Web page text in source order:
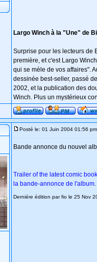
Largo Winch à la "Une" de
Surprise pour les lecteurs de
première, et c'est Largo
qui se mèle de vos affaires".
dessinée best-seller, passé
2002, et la publication des
Winch. Plus un mystérieux
Posté le: 01 Juin 2004 01:56 pm
Bande annonce du nouvel
Trailer of the latest comic
la bande-annonce de l'album.
Derniére édition par fio le 25 Nov